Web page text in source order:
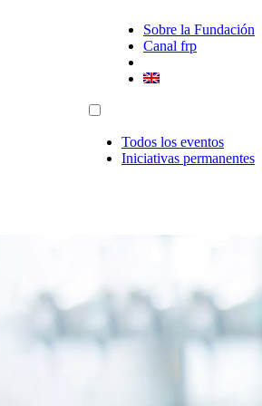
Sobre la Fundación
Canal frp
Todos los eventos
Iniciativas permanentes